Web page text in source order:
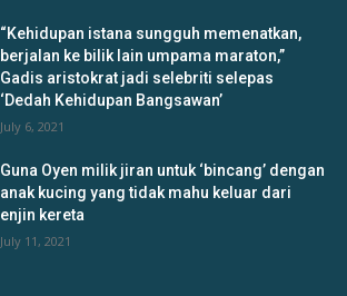
“Kehidupan istana sungguh memenatkan,
berjalan ke bilik lain umpama maraton,”
Gadis aristokrat jadi selebriti selepas
‘Dedah Kehidupan Bangsawan’
July 6, 2021
Guna Oyen milik jiran untuk ‘bincang’ dengan
anak kucing yang tidak mahu keluar dari
enjin kereta
July 11, 2021